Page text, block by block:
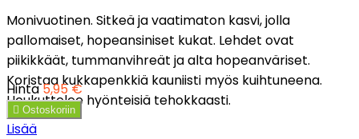
Monivuotinen. Sitkeä ja vaatimaton kasvi, jolla
pallomaiset, hopeansiniset kukat. Lehdet ovat
piikikkäät, tummanvihreät ja alta hopeanväriset.
Koristaa kukkapenkkiä kauniisti myös kuihtuneena.
Houkuttelee hyönteisiä tehokkaasti.
Hinta 5,95 €
 Ostoskoriin
Lisää